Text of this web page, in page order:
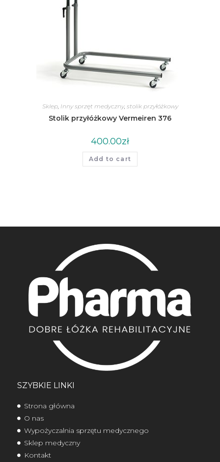
Sklep, Inny sprzęt medyczny, stolik przyłóżkowy
Stolik przyłóżkowy Vermeiren 376
400.00zł
Add to cart
SZYBKIE LINKI
Strona główna
O nas
Wypożyczalnia sprzętu medycznego
Sklep medyczny
Kontakt